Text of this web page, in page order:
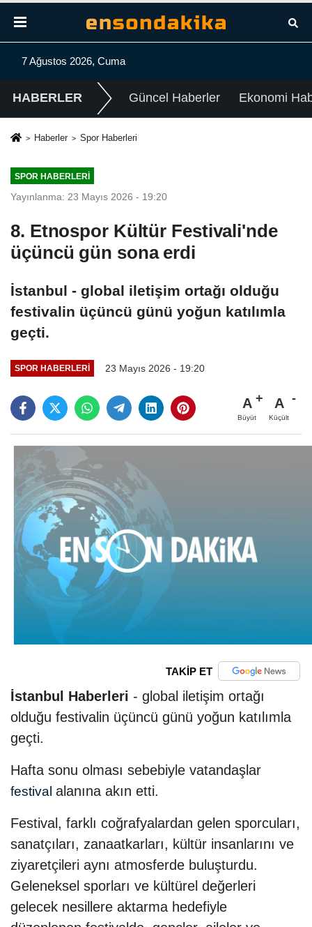
7 Ağustos 2026, Cuma
HABERLER Güncel Haberler Ekonomi
Haberler Spor Haberleri
SPOR HABERLERI
Yayınlanma: 23 Mayıs 2026 - 19:20
8. Etnospor Kültür Festivali'nde
üçüncü gün sona erdi
İstanbul - global iletişim ortağı olduğu
festivalin üçüncü günü yoğun katılımla
geçti.
SPOR HABERLERI 23 Mayıs 2026 - 19:20
A
Büyüt
A
Küçült
TAKİP ET
İstanbul Haberleri - global iletişim ortağı
olduğu festivalin üçüncü günü yoğun katılımla
geçti.
Hafta sonu olması sebebiyle vatandaşlar
festival alanına akın etti.
Festival, farklı coğrafyalardan gelen sporcuları,
sanatçıları, zanaatkarları, kültür insanlarını ve
ziyaretçileri aynı atmosferde buluşturdu.
Geleneksel sporları ve kültürel değerleri
gelecek nesillere aktarma hedefiyle